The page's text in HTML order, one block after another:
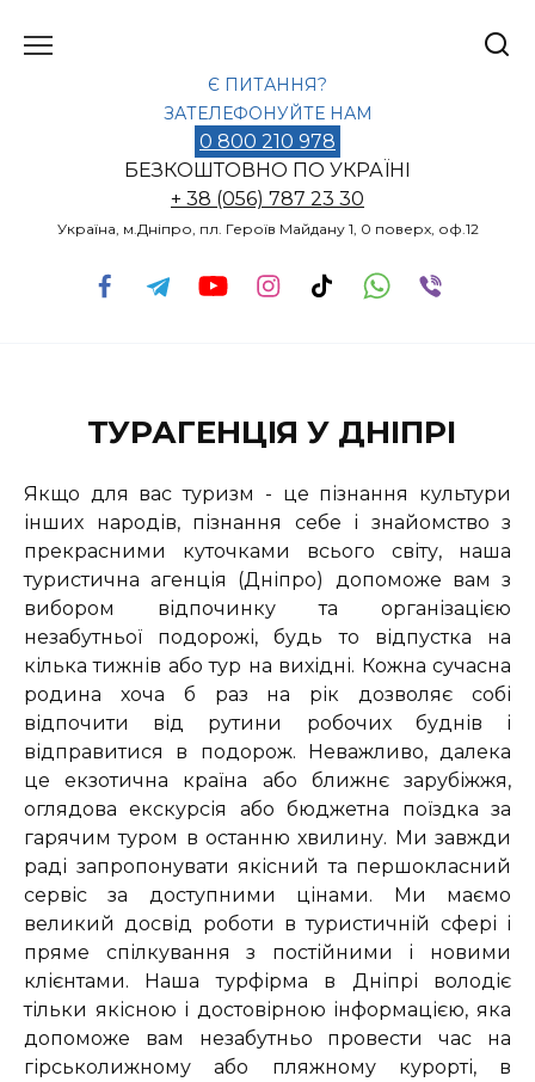
до
Є ПИТАННЯ?
ЗАТЕЛЕФОНУЙТЕ НАМ
0 800 210 978
БЕЗКОШТОВНО ПО УКРАЇНІ
+ 38 (056) 787 23 30
Україна, м.Дніпро, пл. Героїв Майдану 1, 0 поверх, оф.12
ТУРАГЕНЦІЯ У ДНІПРІ
Якщо для вас туризм - це пізнання культури
інших народів, пізнання себе і знайомство з
прекрасними куточками всього світу, наша
туристична агенція (Дніпро) допоможе вам з
вибором відпочинку та організацією
незабутньої подорожі, будь то відпустка на
кілька тижнів або тур на вихідні. Кожна сучасна
родина хоча б раз на рік дозволяє собі
відпочити від рутини робочих буднів і
відправитися в подорож. Неважливо, далека
це екзотична країна або ближнє зарубіжжя,
оглядова екскурсія або бюджетна поїздка за
гарячим туром в останню хвилину. Ми завжди
раді запропонувати якісний та першокласний
сервіс за доступними цінами. Ми маємо
великий досвід роботи в туристичній сфері і
пряме спілкування з постійними і новими
клієнтами. Наша турфірма в Дніпрі володіє
тільки якісною і достовірною інформацією, яка
допоможе вам незабутньо провести час на
гірськолижному або пляжному курорті, в